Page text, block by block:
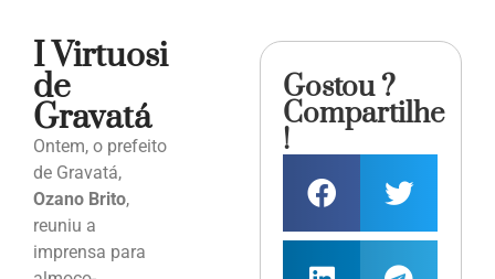
I Virtuosi
de
Gravatá
Ontem, o prefeito
de Gravatá,
Ozano Brito,
reuniu a
imprensa para
Gostou ?
Compartilhe
!